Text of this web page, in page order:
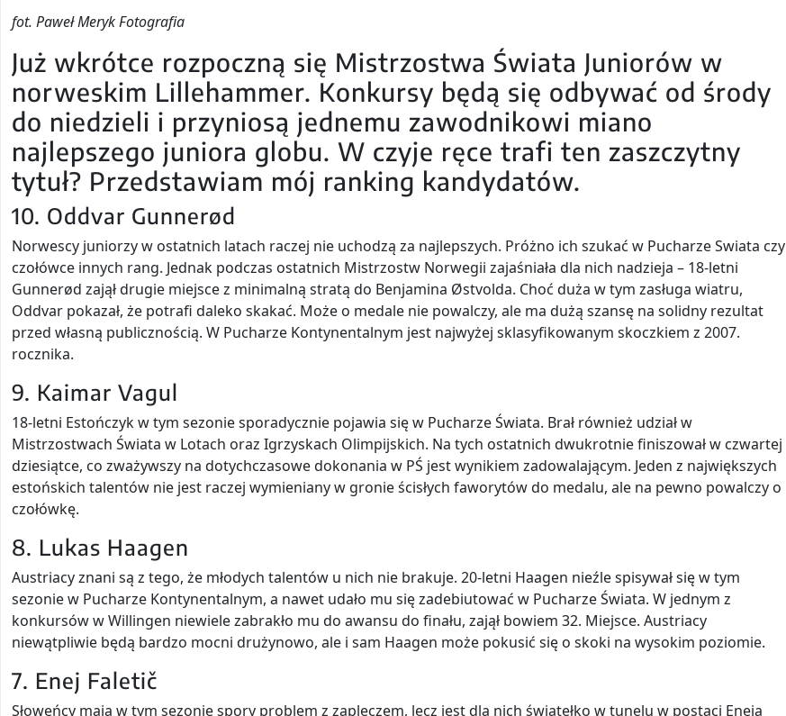
fot. Paweł Meryk Fotografia
Już wkrótce rozpoczną się Mistrzostwa Świata Juniorów w
norweskim Lillehammer. Konkursy będą się odbywać od środy
do niedzieli i przyniosą jednemu zawodnikowi miano
najlepszego juniora globu. W czyje ręce trafi ten zaszczytny
tytuł? Przedstawiam mój ranking kandydatów.
10. Oddvar Gunnerød
Norwescy juniorzy w ostatnich latach raczej nie uchodzą za najlepszych. Próżno ich szukać w Pucharze Swiata czy
czołówce innych rang. Jednak podczas ostatnich Mistrzostw Norwegii zajaśniała dla nich nadzieja – 18-letni
Gunnerød zajął drugie miejsce z minimalną stratą do Benjamina Østvolda. Choć duża w tym zasługa wiatru,
Oddvar pokazał, że potrafi daleko skakać. Może o medale nie powalczy, ale ma dużą szansę na solidny rezultat
przed własną publicznością. W Pucharze Kontynentalnym jest najwyżej sklasyfikowanym skoczkiem z 2007.
rocznika.
9. Kaimar Vagul
18-letni Estończyk w tym sezonie sporadycznie pojawia się w Pucharze Świata. Brał również udział w
Mistrzostwach Świata w Lotach oraz Igrzyskach Olimpijskich. Na tych ostatnich dwukrotnie finiszował w czwartej
dziesiątce, co zważywszy na dotychczasowe dokonania w PŚ jest wynikiem zadowalającym. Jeden z największych
estońskich talentów nie jest raczej wymieniany w gronie ścisłych faworytów do medalu, ale na pewno powalczy o
czołówkę.
8. Lukas Haagen
Austriacy znani są z tego, że młodych talentów u nich nie brakuje. 20-letni Haagen nieźle spisywał się w tym
sezonie w Pucharze Kontynentalnym, a nawet udało mu się zadebiutować w Pucharze Świata. W jednym z
konkursów w Willingen niewiele zabrakło mu do awansu do finału, zajął bowiem 32. Miejsce. Austriacy
niewątpliwie będą bardzo mocni drużynowo, ale i sam Haagen może pokusić się o skoki na wysokim poziomie.
7. Enej Faletič
Słoweńcy mają w tym sezonie spory problem z zapleczem, lecz jest dla nich światełko w tunelu w postaci Eneja